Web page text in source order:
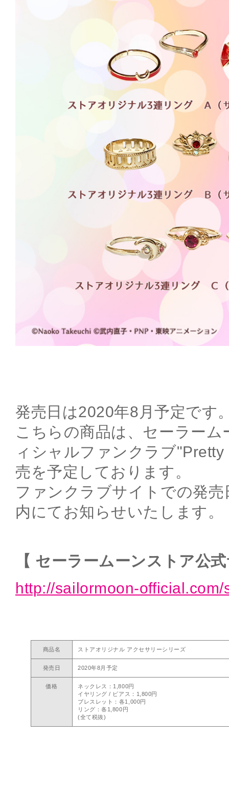
発売日は2020年8月予定です
こちらの商品は、セーラー
ィシャルファンクラブ
売を予定しております。
ファンクラブサイトでの発
内にてお知らせいたします。
【 セーラームーンストア公
http://sailormoon-official.com/
商品名 ストアオリジナル アクセサリーシリーズ
発売日 2020年8月予定
価格
ネックレス：1,800円
イヤリング / ピアス：1,800円
ブレスレット：各1,000円
リング：各1,800円
(全て税抜)